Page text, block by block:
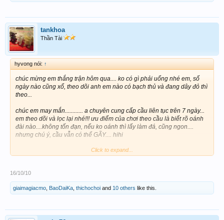
tankhoa
Thần Tài
hyvong nói: ↑
chúc mừng em thắng trận hôm qua.... ko có gì phải uổng nhé em, số
ngày nào cũng xổ, theo dõi anh em nào có bạch thủ và đang dây đỏ thì
theo...
chúc em may mắn............ a chuyên cung cấp cầu liên tục trên 7 ngày...
em theo dõi và lọc lại nhé!!! ưu điểm của chơi theo cầu là biết rõ oánh
đài nào....không tốn đạn, nếu ko oánh thì lấy làm đá, cũng ngon....
nhưng chú ý, cầu vẫn có thể GÃY.... hihi
39 và 52; ngoài ra còn có Cầu
chúc em may mắn......
khoái cái dụ này nè nghiên cứu đài nào post số đài đó. em
chơi đài nào thì lên số đài đó thôi, em thường chơi đài
được hưởng ké hi hi
Click to expand...
16/10/10
giaimagiacmo BaoDaiKa thichochoi and 10 others like this.